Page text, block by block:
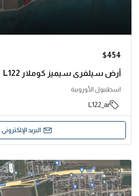
$454
أرض سيلفري سيميز كوملار L122
اسطنبول الأوروبية
L122_ar
البريد الإلكتروني